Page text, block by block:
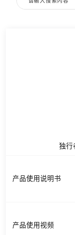
独行
产品使用说明书
产品使用视频